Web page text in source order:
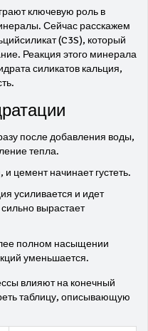
ключевую роль в
Сейчас расскажем
(C3S), который
Реакция этого минерала
силикатов кальция,
после добавления воды,
тепла.
и цемент начинает густеть.
усиливается и идет
вырастает
полном насыщении
уменьшается.
влияют на конечный
таблицу, описывающую